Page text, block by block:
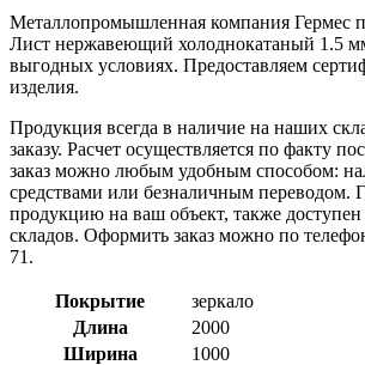
Металлопромышленная компания Гермес
Лист нержавеющий холоднокатаный 1.5
выгодных условиях. Предоставляем
изделия.
Продукция всегда в наличие на наших
заказу. Расчет осуществляется по факту
заказ можно любым удобным способом:
средствами или безналичным переводом.
продукцию на ваш объект, также
складов. Оформить заказ можно по
71.
Покрытие
зеркало
Длина
2000
Ширина
1000